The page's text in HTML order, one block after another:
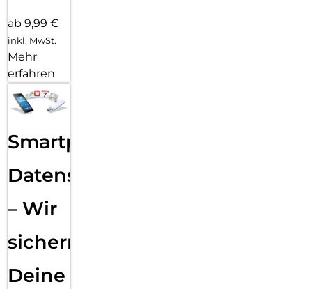
ab 9,99 €
inkl. MwSt.
Mehr
erfahren
Smartphone
Datensicherung
– Wir
sichern
Deine